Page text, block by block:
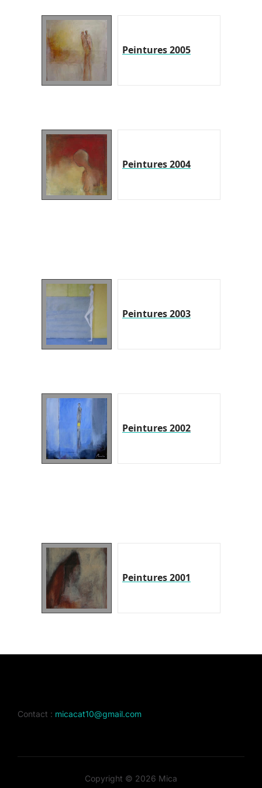
Peintures 2005
Peintures 2004
Peintures 2003
Peintures 2002
Peintures 2001
Contact : micacat10@gmail.com
Copyright © 2026 Mica